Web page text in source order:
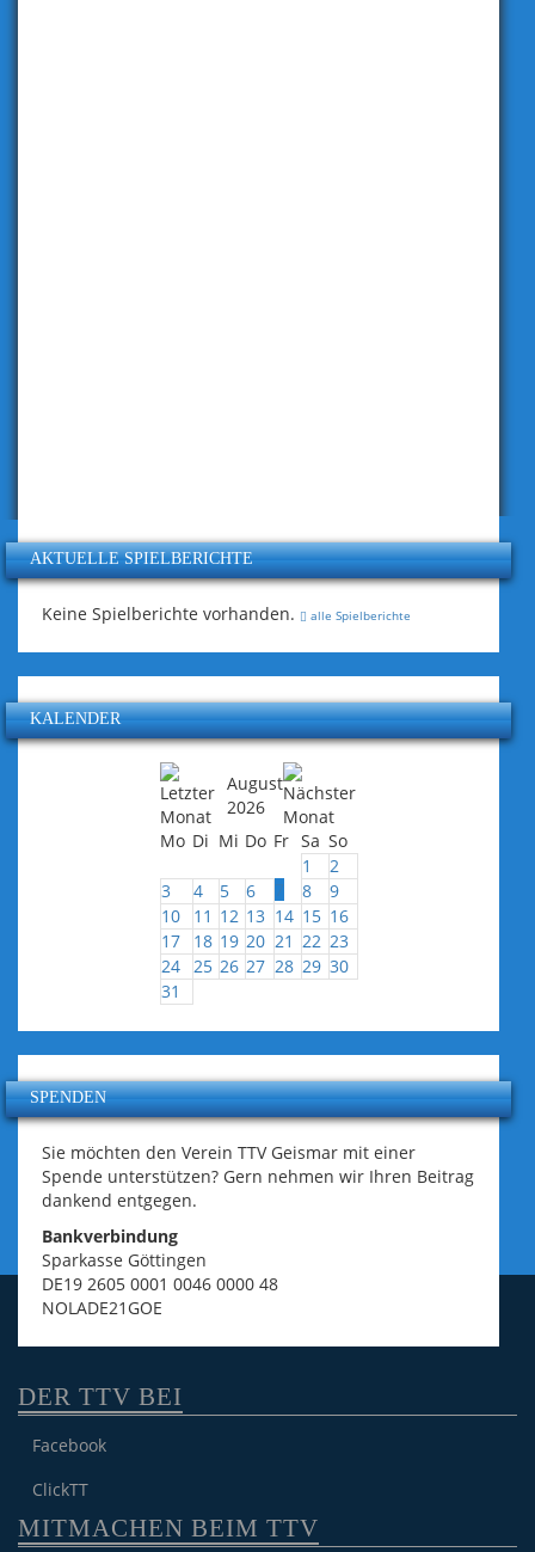
AKTUELLE SPIELBERICHTE
Keine Spielberichte vorhanden. alle Spielberichte
KALENDER
August
2026
Mo Di Mi Do Fr Sa So
1
2
3
4 5 6 8
9
10
11 12 13 14 15 16
17
18 19 20 21 22 23
24 25 26 27 28 29 30
31
SPENDEN
Sie möchten den Verein TTV Geismar mit einer
Spende unterstützen? Gern nehmen wir Ihren Beitrag
dankend entgegen.
Bankverbindung
Sparkasse Göttingen
DE19 2605 0001 0046 0000 48
NOLADE21GOE
DER TTV BEI
Facebook
ClickTT
MITMACHEN BEIM TTV